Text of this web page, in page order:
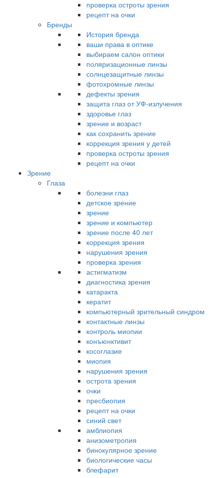
проверка остроты зрения
рецепт на очки
Бренды
История бренда
ваши права в оптике
выбираем салон оптики
поляризационные линзы
солнцезащитные линзы
фотохромные линзы
дефекты зрения
защита глаз от УФ-излучения
здоровье глаз
зрение и возраст
как сохранить зрение
коррекция зрения у детей
проверка остроты зрения
рецепт на очки
Зрение
Глаза
болезни глаз
детское зрение
зрение
зрение и компьютер
зрение после 40 лет
коррекция зрения
нарушения зрения
проверка зрения
астигматизм
диагностика зрения
катаракта
кератит
компьютерный зрительный синдром
контактные линзы
контроль миопии
конъюнктивит
косоглазие
миопия
нарушения зрения
острота зрения
очки
пресбиопия
рецепт на очки
синий свет
амблиопия
анизометропия
бинокулярное зрение
биологические часы
блефарит